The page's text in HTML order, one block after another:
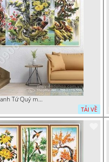
Tranh Tứ Quý mai trúc cúc đào sơn thủy đẹp
TẢI VỀ